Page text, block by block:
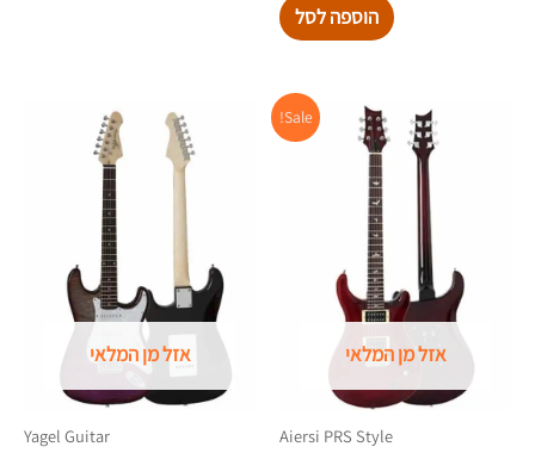
הוספה לסל
Sale!
אזל מן המלאי
Aiersi PRS Style
המחיר
המקורי
המחיר
הנוכחי
אזל מן המלאי
Yagel Guitar